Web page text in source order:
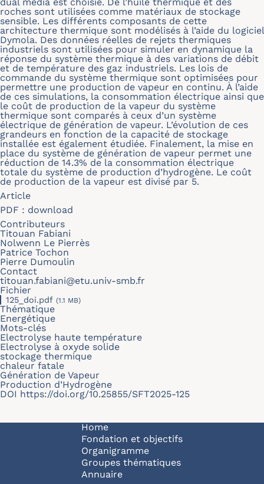
roches sont utilisées comme matériaux de stockage
sensible. Les différents composants de cette
architecture thermique sont modélisés à l’aide du logiciel
Dymola. Des données réelles de rejets thermiques
industriels sont utilisées pour simuler en dynamique la
réponse du système thermique à des variations de débit
et de température des gaz industriels. Les lois de
commande du système thermique sont optimisées pour
permettre une production de vapeur en continu. À l’aide
de ces simulations, la consommation électrique ainsi que
le coût de production de la vapeur du système
thermique sont comparés à ceux d’un système
électrique de génération de vapeur. L’évolution de ces
grandeurs en fonction de la capacité de stockage
installée est également étudiée. Finalement, la mise en
place du système de génération de vapeur permet une
réduction de 14.3% de la consommation électrique
totale du système de production d’hydrogène. Le coût
de production de la vapeur est divisé par 5.
Article
PDF : download
Contributeurs
Titouan Fabiani
Nolwenn Le Pierrès
Patrice Tochon
Pierre Dumoulin
Contact
titouan.fabiani@etu.univ-smb.fr
Fichier
125_doi.pdf (1.1 MB)
Thématique
Energétique
Mots-clés
Electrolyse haute température
Electrolyse à oxyde solide
stockage thermique
chaleur fatale
Génération de Vapeur
Production d’Hydrogène
DOI https://doi.org/10.25855/SFT2025-125
Navigation principale
Home
Fondation et objectifs
Organigramme
Groupes thématiques
Annuaire